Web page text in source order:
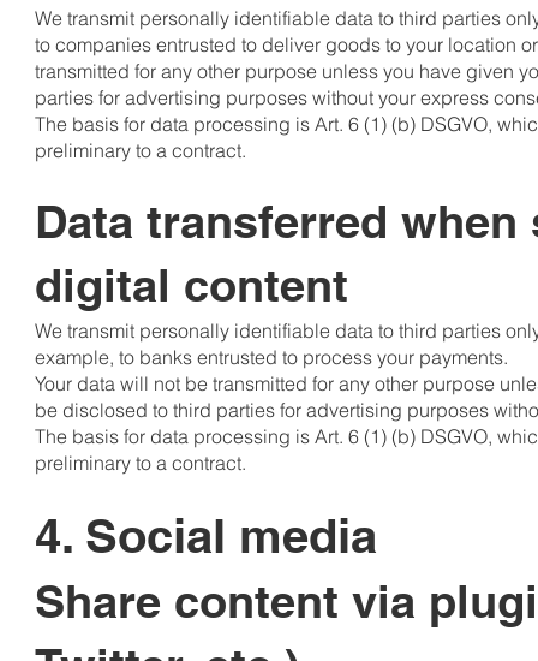
We transmit personally identifiable data to third parties
to companies entrusted to deliver goods to your location
transmitted for any other purpose unless you have given
parties for advertising purposes without your express
The basis for data processing is Art. 6 (1) (b) DSGVO,
preliminary to a contract.
Data transferred
digital content
We transmit personally identifiable data to third parties
example, to banks entrusted to process your payments.
Your data will not be transmitted for any other purpose
be disclosed to third parties for advertising purposes
The basis for data processing is Art. 6 (1) (b) DSGVO,
preliminary to a contract.
4. Social media
Share content via